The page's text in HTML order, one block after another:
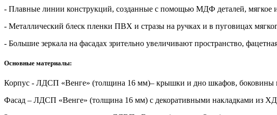
- Плавные линии конструкций, созданные с помощью МДФ деталей, мягкое
- Металлический блеск пленки ПВХ и стразы на ручках и в пуговицах
- Большие зеркала на фасадах зрительно увеличивают пространство,
Основные материалы:
Корпус - ЛДСП «Венге» (толщина 16 мм)– крышки и дно шкафов, боковины
Фасад – ЛДСП «Венге» (толщина 16 мм) с декоративными накладками из